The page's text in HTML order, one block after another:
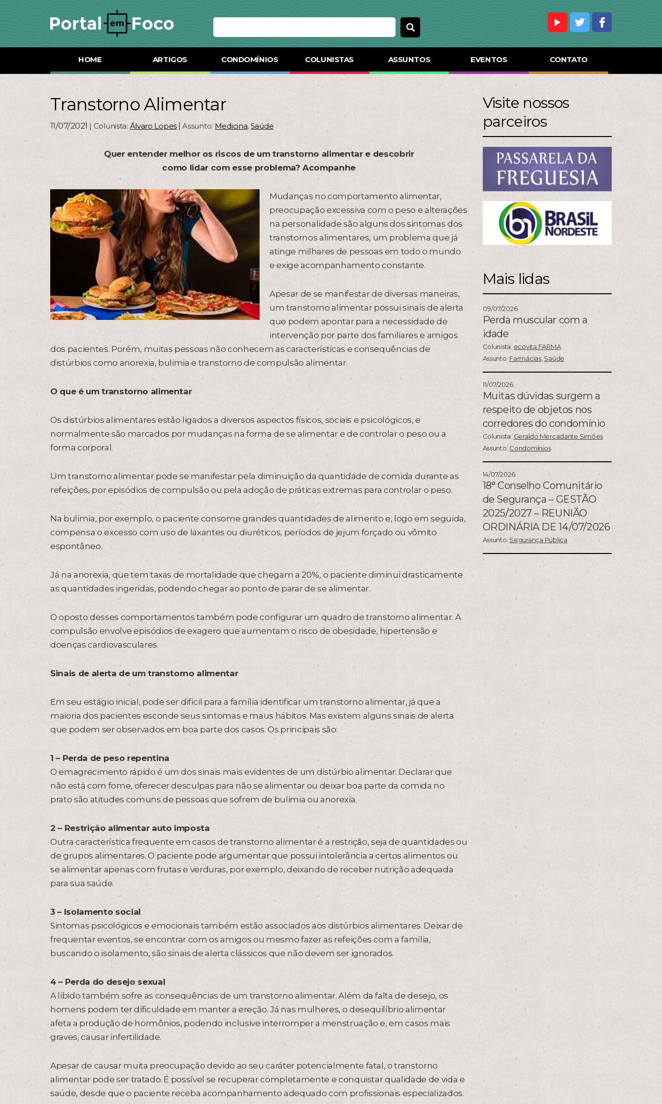
HOME ARTIGOS CONDOMÍNIOS COLUNISTAS ASSUNTOS EVENTOS CONTATO
Transtorno Alimentar
11/07/2021 | Colunista: Álvaro Lopes|Assunto: Medicina, Saúde
Quer entender melhor os riscos de um transtorno alimentar e descobrir
como lidar com esse problema? Acompanhe
Mudanças no comportamento alimentar,
preocupação excessiva com o peso e alterações
na personalidade são alguns dos sintomas dos
transtornos alimentares, um problema que já
atinge milhares de pessoas em todo o mundo
e exige acompanhamento constante.
Apesar de se manifestar de diversas maneiras,
um transtorno alimentar possui sinais de alerta
que podem apontar para a necessidade de
intervenção por parte dos familiares e amigos
dos pacientes. Porém, muitas pessoas não conhecem as características e consequências de
distúrbios como anorexia, bulimia e transtorno de compulsão alimentar.
O que é um transtorno alimentar
Os distúrbios alimentares estão ligados a diversos aspectos físicos, sociais e psicológicos, e
normalmente são marcados por mudanças na forma de se alimentar e de controlar o peso ou a
forma corporal.
Um transtorno alimentar pode se manifestar pela diminuição da quantidade de comida durante as
refeições, por episódios de compulsão ou pela adoção de práticas extremas para controlar o peso.
Na bulimia, por exemplo, o paciente consome grandes quantidades de alimento e, logo em seguida,
compensa o excesso com uso de laxantes ou diuréticos, períodos de jejum forçado ou vômito
espontâneo.
Já na anorexia, que tem taxas de mortalidade que chegam a 20%, o paciente diminui drasticamente
as quantidades ingeridas, podendo chegar ao ponto de parar de se alimentar.
O oposto desses comportamentos também pode configurar um quadro de transtorno alimentar. A
compulsão envolve episódios de exagero que aumentam o risco de obesidade, hipertensão e
doenças cardiovasculares.
Sinais de alerta de um transtorno alimentar
Em seu estágio inicial, pode ser difícil para a família identificar um transtorno alimentar, já que a
maioria dos pacientes esconde seus sintomas e maus hábitos. Mas existem alguns sinais de alerta
que podem ser observados em boa parte dos casos. Os principais são:
1 – Perda de peso repentina
O emagrecimento rápido é um dos sinais mais evidentes de um distúrbio alimentar. Declarar que
não está com fome, oferecer desculpas para não se alimentar ou deixar boa parte da comida no
prato são atitudes comuns de pessoas que sofrem de bulimia ou anorexia.
2 – Restrição alimentar auto imposta
Outra característica frequente em casos de transtorno alimentar é a restrição, seja de quantidades ou
de grupos alimentares. O paciente pode argumentar que possui intolerância a certos alimentos ou
se alimentar apenas com frutas e verduras, por exemplo, deixando de receber nutrição adequada
para sua saúde.
3 – Isolamento social
Sintomas psicológicos e emocionais também estão associados aos distúrbios alimentares. Deixar de
frequentar eventos, se encontrar com os amigos ou mesmo fazer as refeições com a família,
buscando o isolamento, são sinais de alerta clássicos que não devem ser ignorados.
4 – Perda do desejo sexual
A libido também sofre as consequências de um transtorno alimentar. Além da falta de desejo, os
homens podem ter dificuldade em manter a ereção. Já nas mulheres, o desequilíbrio alimentar
afeta a produção de hormônios, podendo inclusive interromper a menstruação e, em casos mais
graves, causar infertilidade.
Apesar de causar muita preocupação devido ao seu caráter potencialmente fatal, o transtorno
alimentar pode ser tratado. É possível se recuperar completamente e conquistar qualidade de vida e
saúde, desde que o paciente receba acompanhamento adequado com profissionais especializados.
Visite nossos
parceiros
Mais lidas
09/07/2026
Perda muscular com a
idade
Colunista: ecovita FARMA
Assunto: Farmácias,Saúde
11/07/2026
Muitas dúvidas surgem a
respeito de objetos nos
corredores do condomínio
Colunista: Geraldo Mercadante Simões
Assunto: Condomínios
14/07/2026
18° Conselho Comunitário
de Segurança – GESTÃO
2025/2027 – REUNIÃO
ORDINÁRIA DE 14/07/2026
Assunto: Segurança Pública